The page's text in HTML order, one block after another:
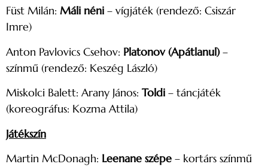
Füst Milán: Máli néni – vígjáték (rendező: Csiszár
Imre)
Anton Pavlovics Csehov: Platonov (Apátlanul)–
színmű (rendező: Keszég László)
Miskolci Balett: Arany János: Toldi – táncjáték
(koreográfus: Kozma Attila)
Játékszín
Martin McDonagh: Leenane szépe – kortárs színmű